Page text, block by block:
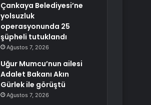
Çankaya Belediyesi’ne
yolsuzluk
operasyonunda 25
şüpheli tutuklandı
Ağustos 7, 2026
Uğur Mumcu’nun ailesi
Adalet Bakanı Akın
Gürlek ile görüştü
Ağustos 7, 2026